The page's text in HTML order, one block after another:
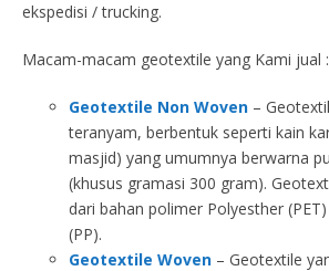
ekspedisi / trucking.
Macam-macam geotextile yang Kami jual :
Geotextile Non Woven –
teranyam, berbentuk seperti kain
masjid) yang umumnya berwarna
(khusus gramasi 300 gram).
dari bahan polimer Polyesther
(PP).
Geotextile Woven – Geotextile